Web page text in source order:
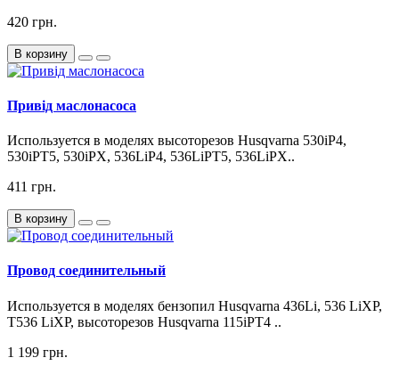
420 грн.
В корзину
Привід маслонасоса
Используется в моделях высоторезов Husqvarna 530iP4,
530iPT5, 530iPX, 536LiP4, 536LiPT5, 536LiPX..
411 грн.
В корзину
Провод соединительный
Используется в моделях бензопил Husqvarna 436Li, 536 LiXP,
T536 LiXP, высоторезов Husqvarna 115iPT4 ..
1 199 грн.